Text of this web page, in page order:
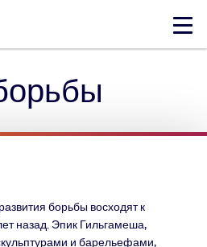
Click
борьбы восходят к
назад. Эпик Гильгамеша,
и барельефами,